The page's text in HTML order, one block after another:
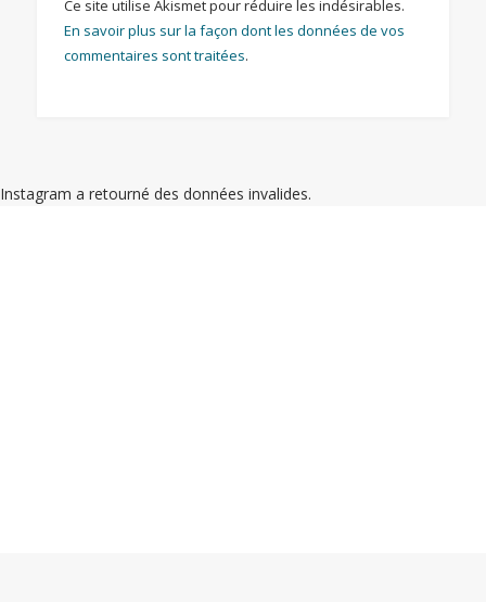
Ce site utilise Akismet pour réduire les indésirables.
En savoir plus sur la façon dont les données de vos
commentaires sont traitées.
Instagram a retourné des données invalides.